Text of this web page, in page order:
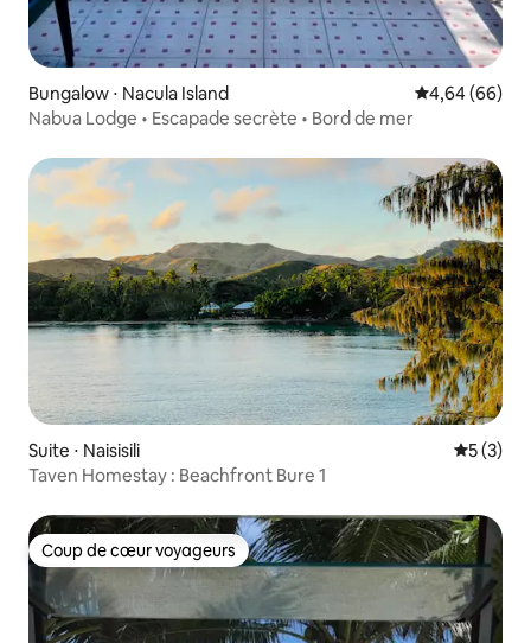
Bungalow ⋅ Nacula Island Évaluation
4,64 (66)
Nabua Lodge • Escapade secrète • Bord de mer
Suite ⋅ Naisisili
5 (3)
Taven Homestay : Beachfront Bure 1
Coup de cœur voyageurs
Coup de cœur voyageurs